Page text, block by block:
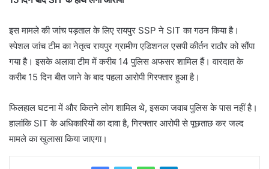
इस मामले की जांच पड़ताल के लिए रायपुर SSP ने SIT का गठन किया है।
स्पेशल जांच टीम का नेतृत्व रायपुर ग्रामीण एडिशनल एसपी कीर्तन राठौर को सौंपा
गया है। इसके अलावा टीम में करीब 14 पुलिस अफसर शामिल हैं। वारदात के
करीब 15 दिन बीत जाने के बाद पहला आरोपी गिरफ्तार हुआ है।
फिलहाल घटना में और कितने लोग शामिल थे, इसका जवाब पुलिस के पास नहीं है।
हालांकि SIT के अधिकारियों का दावा है, गिरफ्तार आरोपी से पूछताछ कर जल्द
मामले का खुलासा किया जाएगा।